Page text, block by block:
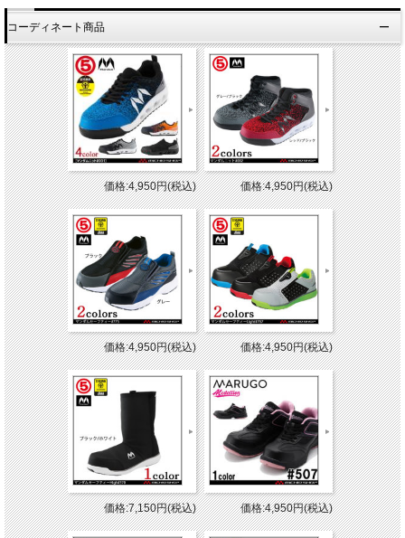
コーディネート商品
価格:4,950円(税込) 価格:4,950円(税込)
価格:4,950円(税込) 価格:4,950円(税込)
価格:7,150円(税込) 価格:4,950円(税込)